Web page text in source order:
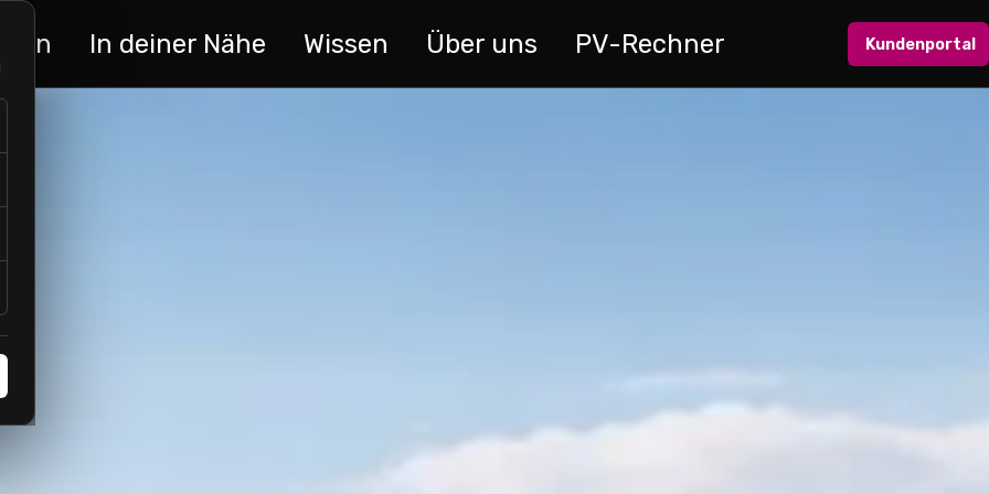
In deiner Nähe Wissen Über uns PV-Rechner Kundenportal